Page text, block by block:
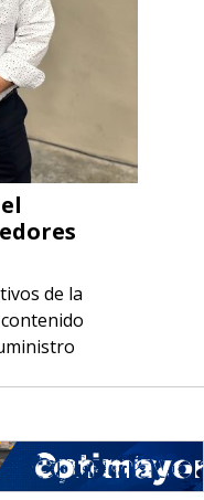
de la